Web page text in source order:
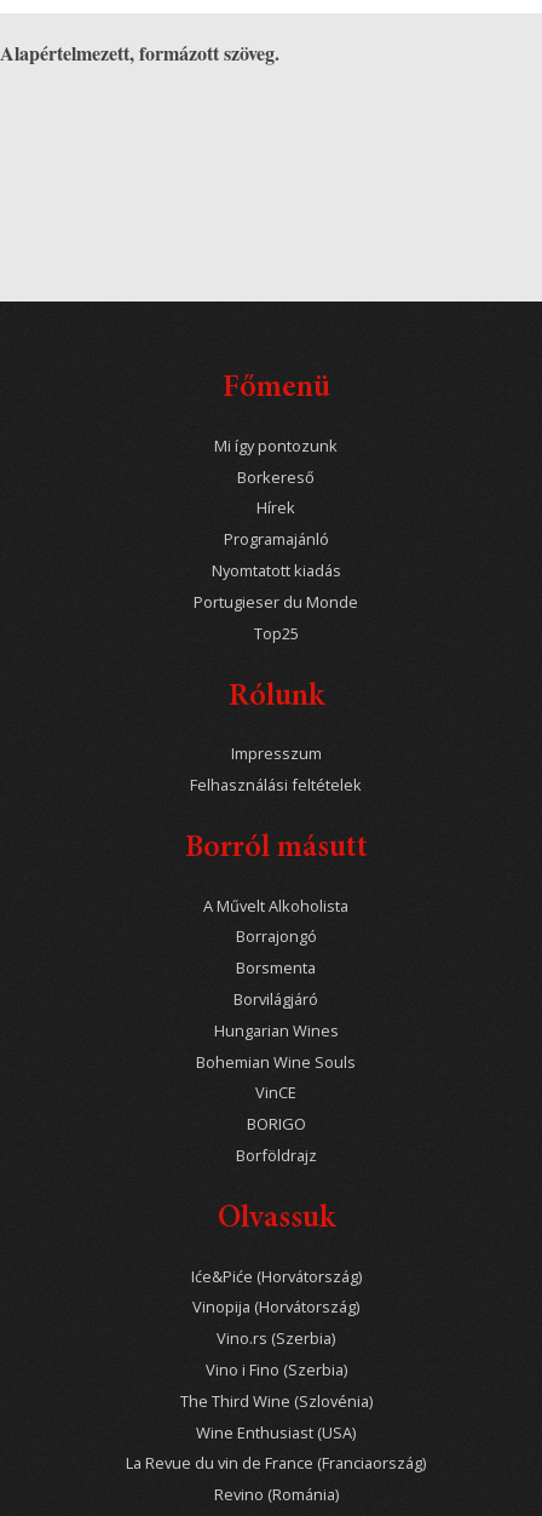
Alapértelmezett, formázott szöveg.
Főmenü
Mi így pontozunk
Borkereső
Hírek
Programajánló
Nyomtatott kiadás
Portugieser du Monde
Top25
Rólunk
Impresszum
Felhasználási feltételek
Borról másutt
A Művelt Alkoholista
Borrajongó
Borsmenta
Borvilágjáró
Hungarian Wines
Bohemian Wine Souls
VinCE
BORIGO
Borföldrajz
Olvassuk
Iće&Piće (Horvátország)
Vinopija (Horvátország)
Vino.rs (Szerbia)
Vino i Fino (Szerbia)
The Third Wine (Szlovénia)
Wine Enthusiast (USA)
La Revue du vin de France (Franciaország)
Revino (Románia)